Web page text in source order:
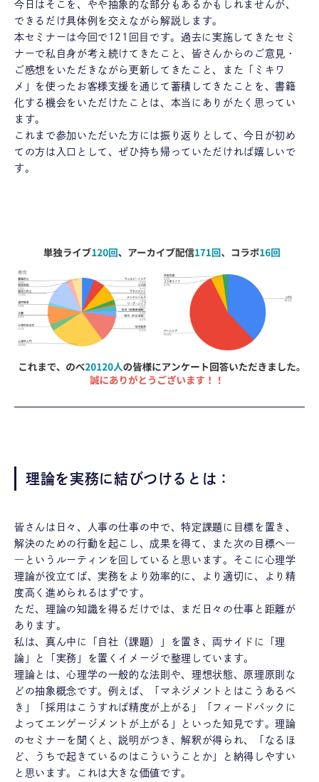
今日はそこを、やや抽象的な部分もあるかもしれませんが、
できるだけ具体例を交えながら解説します。
本セミナーは今回で121回目です。過去に実施してきたセミ
ナーで私自身が考え続けてきたこと、皆さんからのご意見・
ご感想をいただきながら更新してきたこと、また「ミキワ
メ」を使ったお客様支援を通じて蓄積してきたことを、書籍
化する機会をいただけたことは、本当にありがたく思ってい
ます。
これまで参加いただいた方には振り返りとして、今日が初め
ての方は入口として、ぜひ持ち帰っていただければ嬉しいで
す。
理論を実務に結びつけるとは：
皆さんは日々、人事の仕事の中で、特定課題に目標を置き、
解決のための行動を起こし、成果を得て、また次の目標へ―
―というルーティンを回していると思います。そこに心理学
理論が役立てば、実務をより効率的に、より適切に、より精
度高く進められるはずです。
ただ、理論の知識を得るだけでは、まだ日々の仕事と距離が
あります。
私は、真ん中に「自社（課題）」を置き、両サイドに「理
論」と「実務」を置くイメージで整理しています。
理論とは、心理学の一般的な法則や、理想状態、原理原則な
どの抽象概念です。例えば、「マネジメントとはこうあるべ
き」「採用はこうすれば精度が上がる」「フィードバックに
よってエンゲージメントが上がる」といった知見です。理論
のセミナーを聞くと、説明がつき、解釈が得られ、「なるほ
ど、うちで起きているのはこういうことか」と納得しやすい
と思います。これは大きな価値です。